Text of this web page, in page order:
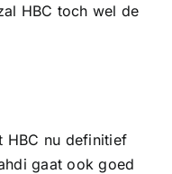
HBC toch wel de
HBC nu definitief
gaat ook goed